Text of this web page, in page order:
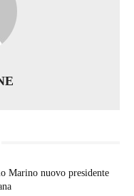
Marino nuovo presidente